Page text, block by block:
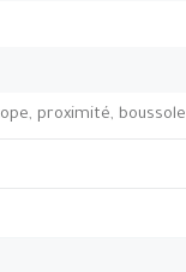
proximité, boussole